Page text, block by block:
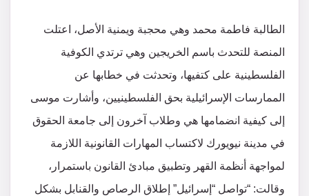
الطالبة فاطمة محمد وهي محجبة ويمنية الأصل، اعتلت
المنصة للتحدث باسم الخريجين وهي ترتدي الكوفية
الفلسطينية على كتفيها، وتحدثت في خطابها عن
الممارسات الإسرائيلية بحق الفلسطينيين، وأشارت موسى
إلى كيفية انضمامها هي وطلاب آخرون إلى جامعة الحقوق
في مدينة نيويورك لاكتساب المهارات القانونية اللازمة
لمواجهة أنظمة القهر وتطبيق مبادئ القانون باستمرار،
وقالت: “تواصل “إسرائيل” إطلاق الرصاص والقنابل بشكل